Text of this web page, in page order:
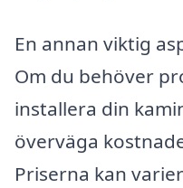
En annan viktig
Om du behöver
installera din
överväga
Priserna kan